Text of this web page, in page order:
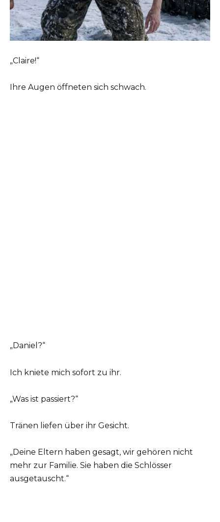
„Claire!“
Ihre Augen öffneten sich schwach.
„Daniel?“
Ich kniete mich sofort zu ihr.
„Was ist passiert?“
Tränen liefen über ihr Gesicht.
„Deine Eltern haben gesagt, wir gehören nicht
mehr zur Familie. Sie haben die Schlösser
ausgetauscht.“